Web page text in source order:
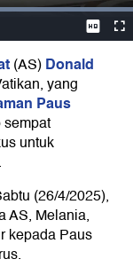
(AS)Donald
yang
Paus
untuk
(26/4/2025),
AS, Melania,
kepada Paus